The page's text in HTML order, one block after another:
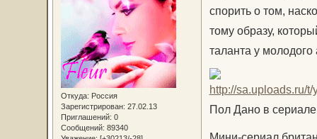
Откуда: Россия
Зарегистрирован: 27.02.13
Приглашений: 0
Сообщений: 89340
спорить о том,
тому образу,
таланта у молодого
Пол Дано в